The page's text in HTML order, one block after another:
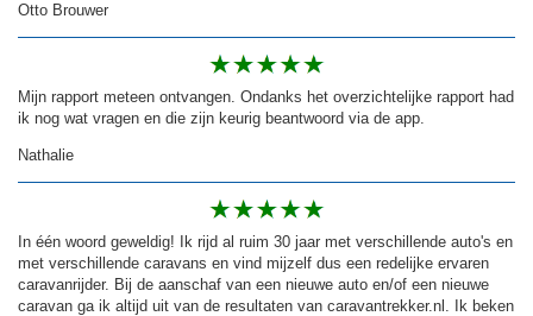
Otto Brouwer
Mijn rapport meteen ontvangen. Ondanks het overzichtelijke rapport had
ik nog wat vragen en die zijn keurig beantwoord via de app.
Nathalie
In één woord geweldig! Ik rijd al ruim 30 jaar met verschillende auto's en
met verschillende caravans en vind mijzelf dus een redelijke ervaren
caravanrijder. Bij de aanschaf van een nieuwe auto en/of een nieuwe
caravan ga ik altijd uit van de resultaten van caravantrekker.nl. Ik beken